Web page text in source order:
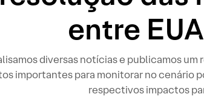
entre
diversas notícias e publicamos
importantes para monitorar no cenário
respectivos impactos